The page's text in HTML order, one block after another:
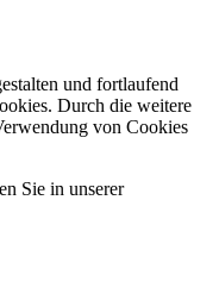
und fortlaufend
Durch die weitere
von Cookies
Sie in unserer